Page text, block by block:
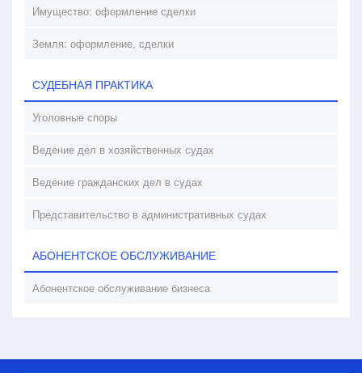
Имущество: оформление сделки
Земля: оформление, сделки
СУДЕБНАЯ ПРАКТИКА
Уголовные споры
Ведение дел в хозяйственных судах
Ведение гражданских дел в судах
Представительство в административных судах
АБОНЕНТСКОЕ ОБСЛУЖИВАНИЕ
Абонентское обслуживание бизнеса